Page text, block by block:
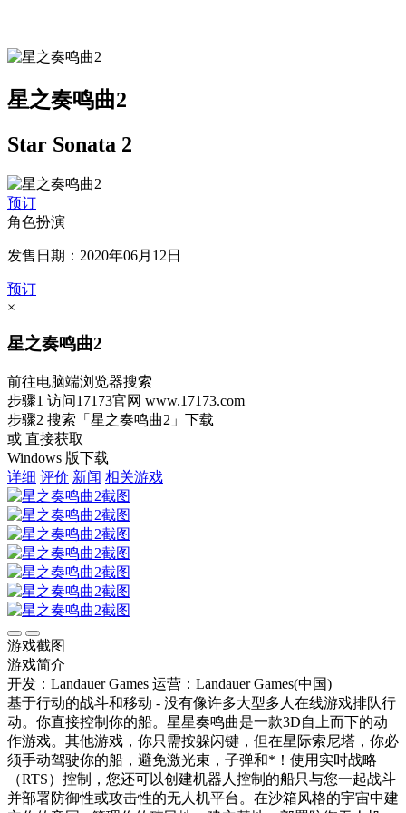
星之奏鸣曲2
Star Sonata 2
预订
角色扮演
发售日期：2020年06月12日
预订
×
星之奏鸣曲2
前往电脑端浏览器搜索
步骤1 访问17173官网 www.17173.com
步骤2 搜索 「星之奏鸣曲2」 下载
或 直接获取
Windows 版下载
详细 评价 新闻 相关游戏
游戏截图
游戏简介
开发：Landauer Games 运营：Landauer Games(中国)
基于行动的战斗和移动 - 没有像许多大型多人在线游戏排队行
动。你直接控制你的船。星星奏鸣曲是一款3D自上而下的动
作游戏。其他游戏，你只需按躲闪键，但在星际索尼塔，你必
须手动驾驶你的船，避免激光束，子弹和*！使用实时战略
（RTS）控制，您还可以创建机器人控制的船只与您一起战斗
并部署防御性或攻击性的无人机平台。在沙箱风格的宇宙中建